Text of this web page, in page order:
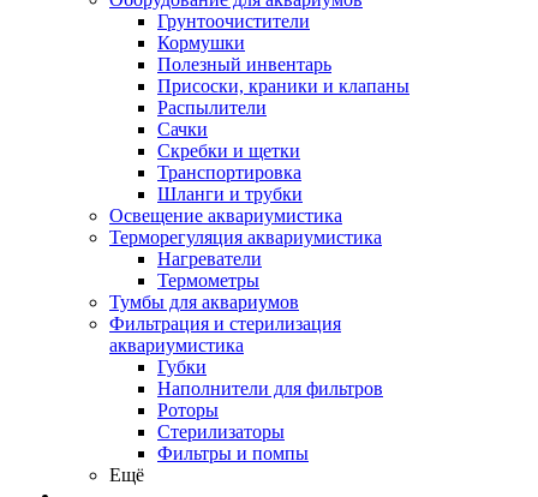
Грунтоочистители
Кормушки
Полезный инвентарь
Присоски, краники и клапаны
Распылители
Сачки
Скребки и щетки
Транспортировка
Шланги и трубки
Освещение аквариумистика
Терморегуляция аквариумистика
Нагреватели
Термометры
Тумбы для аквариумов
Фильтрация и стерилизация
аквариумистика
Губки
Наполнители для фильтров
Роторы
Стерилизаторы
Фильтры и помпы
Ещё